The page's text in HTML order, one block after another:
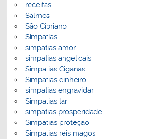
receitas
Salmos
São Cipriano
Simpatias
simpatias amor
simpatias angelicais
Simpatias Ciganas
Simpatias dinheiro
simpatias engravidar
Simpatias lar
simpatias prosperidade
Simpatias proteção
Simpatias reis magos